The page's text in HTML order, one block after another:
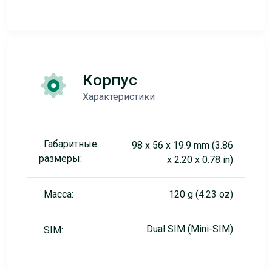
Корпус
Характеристики
Габаритные
размеры:
98 x 56 x 19.9 mm (3.86
x 2.20 x 0.78 in)
Масса: 120 g (4.23 oz)
SIM: Dual SIM (Mini-SIM)